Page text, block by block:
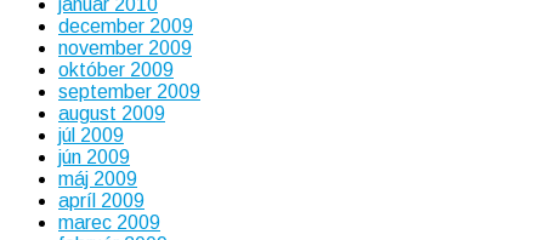
december 2009
november 2009
október 2009
september 2009
august 2009
júl 2009
jún 2009
máj 2009
apríl 2009
marec 2009